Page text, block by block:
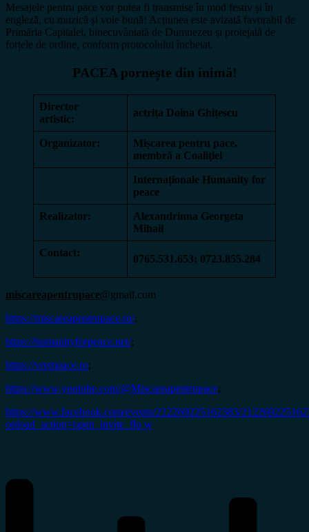
Mesajele pentru pace vor putea fi transmise în mod festiv și în
engleză, cu muzică și voie bună! Acțiunea este avizată favorabil de
Primăria Capitalei, binecuvântată de Dumnezeu și protejată de
forțele de ordine, conform protocolului încheiat.
PACEA pornește din inimă!
Director
artistic:
actrița Doina Ghițescu
Organizator:
Mișcarea pentru pace,
membră a Coaliției
Internaționale Humanity for
peace
Realizator:
Alexandrinna Georgeta
Mihail
Contact:
0765.531.653; 0723.855.284
miscareapentrupace@gmail.com
https://miscareapentrupace.ro/;
https://humanityforpeace.net/;
https://vrempace.ro;
https://www.youtube.com/@Miscareapentrupace;
https://www.facebook.com/events/212269225162383/
onload_action=open_invite_flo w